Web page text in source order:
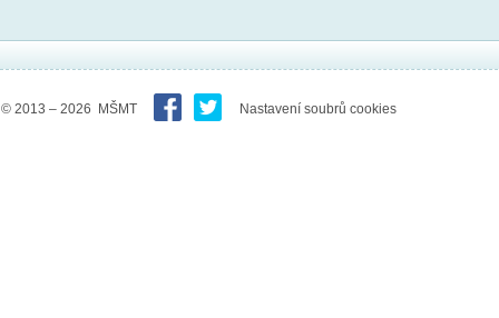
© 2013 – 2026 MŠMT Nastavení soubrů cookies